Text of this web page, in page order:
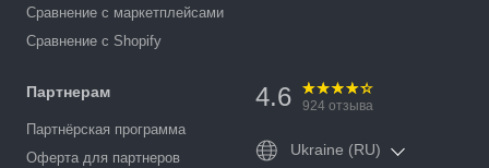
Сравнение с маркетплейсами
Сравнение с Shopify
Партнерам
Партнёрская программа
Оферта для партнеров
4.6 924 отзыва
Ukraine (RU)